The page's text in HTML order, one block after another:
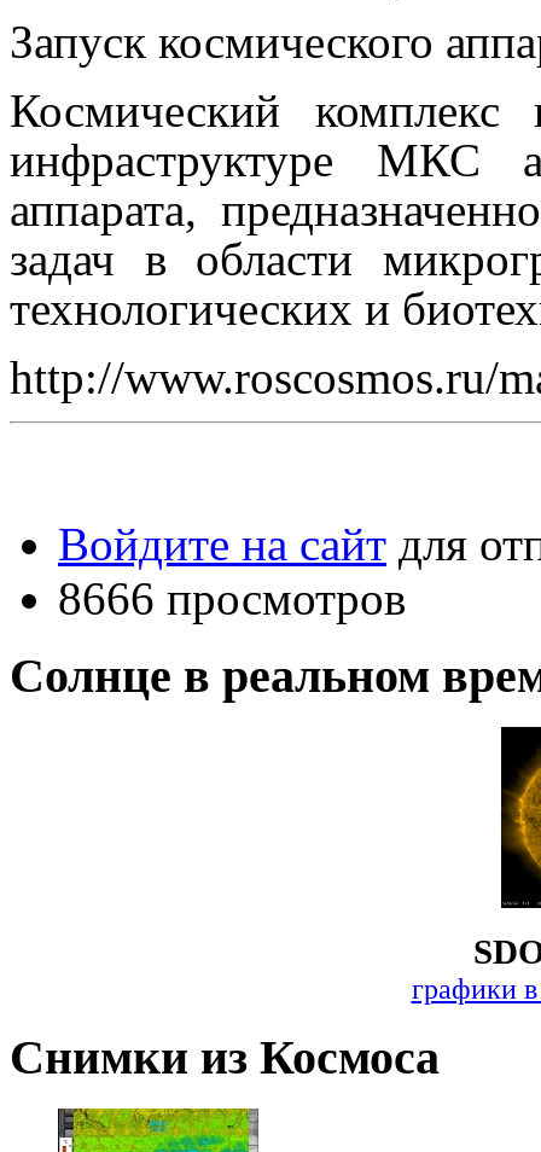
Запуск космического
Космический
инфраструктуре МКС
аппарата,
задач в области
технологических и
http://www.roscosmos.ru/
Войдите на сайт для
8666 просмотров
Солнце в реальном
графики
Снимки из Космоса